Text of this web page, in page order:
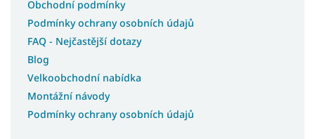
Obchodní podmínky
Podmínky ochrany osobních údajů
FAQ - Nejčastější dotazy
Blog
Velkoobchodní nabídka
Montážní návody
Podmínky ochrany osobních údajů